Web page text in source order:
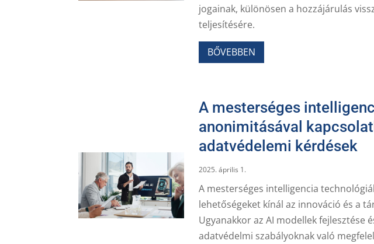
jogainak, különösen a hozzájárulás
teljesítésére.
BŐVEBBEN
A mesterséges
anonimitásával
adatvédelemi kérdések
2025. április 1.
A mesterséges intelligencia
lehetőségeket kínál az innováció és a
Ugyanakkor az AI modellek fejlesztése
adatvédelmi szabályoknak való